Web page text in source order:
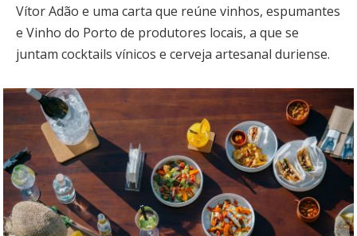
Vítor Adão e uma carta que reúne vinhos, espumantes
e Vinho do Porto de produtores locais, a que se
juntam cocktails vínicos e cerveja artesanal duriense.